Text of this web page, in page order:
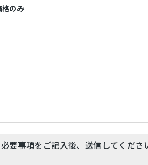
のみ
要事項をご記入後、送信してくださ